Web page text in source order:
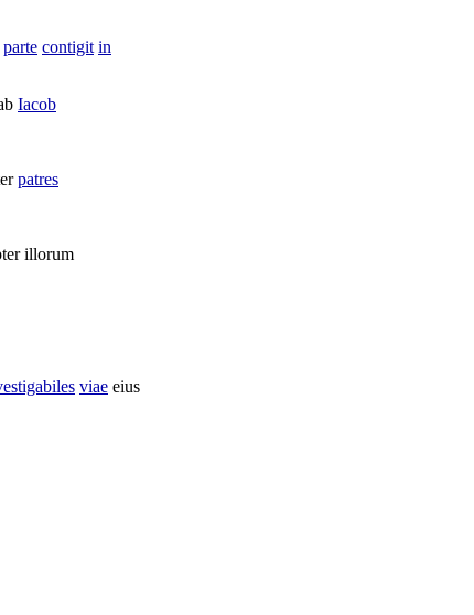
parte contigit in
Iacob
patres
illorum
viae eius